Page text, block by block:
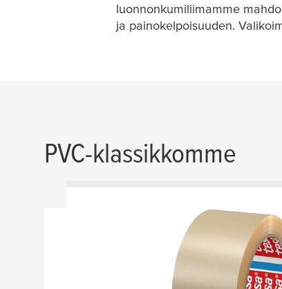
luonnonkumiliimamme
ja painokelpoisuuden.
PVC-klassikkomme